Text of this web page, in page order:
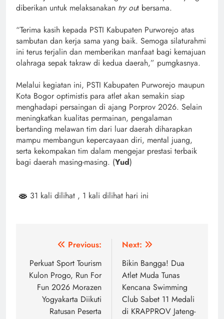
diberikan untuk melaksanakan try out bersama.
“Terima kasih kepada PSTI Kabupaten Purworejo atas
sambutan dan kerja sama yang baik. Semoga silaturahmi
ini terus terjalin dan memberikan manfaat bagi kemajuan
olahraga sepak takraw di kedua daerah,” pumgkasnya.
Melalui kegiatan ini, PSTI Kabupaten Purworejo maupun
Kota Bogor optimistis para atlet akan semakin siap
menghadapi persaingan di ajang Porprov 2026. Selain
meningkatkan kualitas permainan, pengalaman
bertanding melawan tim dari luar daerah diharapkan
mampu membangun kepercayaan diri, mental juang,
serta kekompakan tim dalam mengejar prestasi terbaik
bagi daerah masing-masing. (Yud)
31 kali dilihat , 1 kali dilihat hari ini
Navigasi
pos
Previous:
Perkuat Sport Tourism
Kulon Progo, Run For
Fun 2026 Morazen
Yogyakarta Diikuti
Ratusan Peserta
Next:
Bikin Bangga! Dua
Atlet Muda Tunas
Kencana Swimming
Club Sabet 11 Medali
di KRAPPROV Jateng-